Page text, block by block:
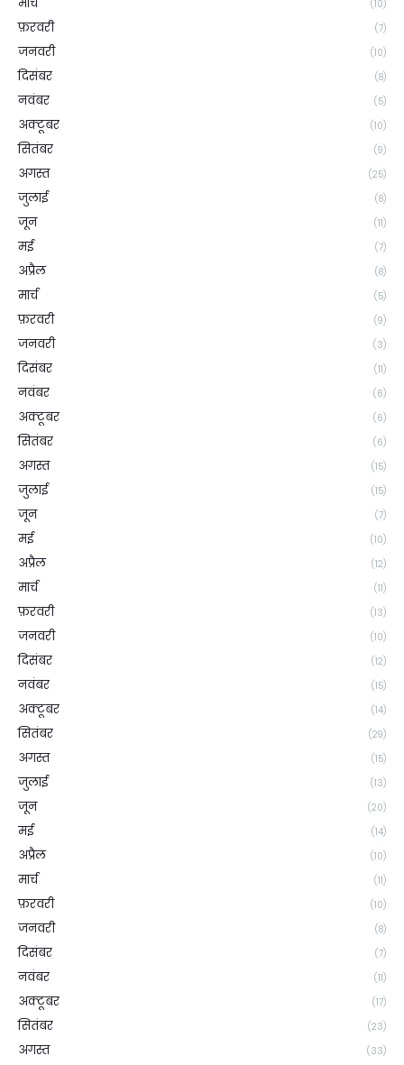
(10)
फ़रवरी (7)
जनवरी (10)
दिसंबर (8)
नवंबर (5)
अक्टूबर (10)
सितंबर (9)
अगस्त (25)
जुलाई (8)
जून (11)
मई (7)
अप्रैल (8)
मार्च (5)
फ़रवरी (9)
जनवरी (3)
दिसंबर (11)
नवंबर (6)
अक्टूबर (6)
सितंबर (6)
अगस्त (15)
जुलाई (15)
जून (7)
मई (10)
अप्रैल (12)
मार्च (11)
फ़रवरी (13)
जनवरी (10)
दिसंबर (12)
नवंबर (15)
अक्टूबर (14)
सितंबर (29)
अगस्त (15)
जुलाई (13)
जून (20)
मई (14)
अप्रैल (10)
मार्च (11)
फ़रवरी (10)
जनवरी (8)
दिसंबर (7)
नवंबर (11)
अक्टूबर (17)
सितंबर (23)
अगस्त (33)